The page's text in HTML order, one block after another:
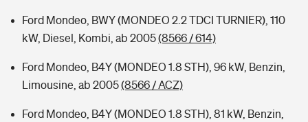
Ford Mondeo, BWY (MONDEO 2.2 TDCI TURNIER), 110
kW, Diesel, Kombi, ab 2005(8566 / 614)
Ford Mondeo, B4Y (MONDEO 1.8 STH), 96 kW, Benzin,
Limousine, ab 2005(8566 / ACZ)
Ford Mondeo, B4Y (MONDEO 1.8 STH), 81 kW, Benzin,